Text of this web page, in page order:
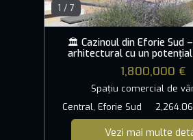
1 / 7
🏛️ Cazinoul din Eforie Sud
arhitectural cu un
1,800,000 €
Spațiu comercial de
Central, Eforie Sud
Vezi mai multe